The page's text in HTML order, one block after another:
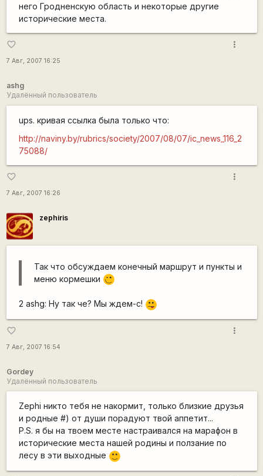
него Гродненскую область и некоторые другие
исторические места.
favorite_border
7 Авг, 2007 16:25
more_vert
ashg
Удалённый пользователь
ups. кривая ссылка была только что:
http://naviny.by/rubrics/society/2007/08/07/ic_news_116_2
75088/
favorite_border
7 Авг, 2007 16:26
more_vert
zephiris
Так что обсуждаем конечный маршрут и пункты и
меню кормешки ,-)
2 ashg: Ну так че? Мы ждем-с! :P
favorite_border
7 Авг, 2007 16:54
more_vert
Gordey
Удалённый пользователь
Zephi никто тебя не накормит, только близкие друзья
и родные #) от души порадуют твой аппетит...
P.S. я бы на твоем месте настраивался на марафон в
исторические места нашей родины и ползание по
лесу в эти выходные
:)